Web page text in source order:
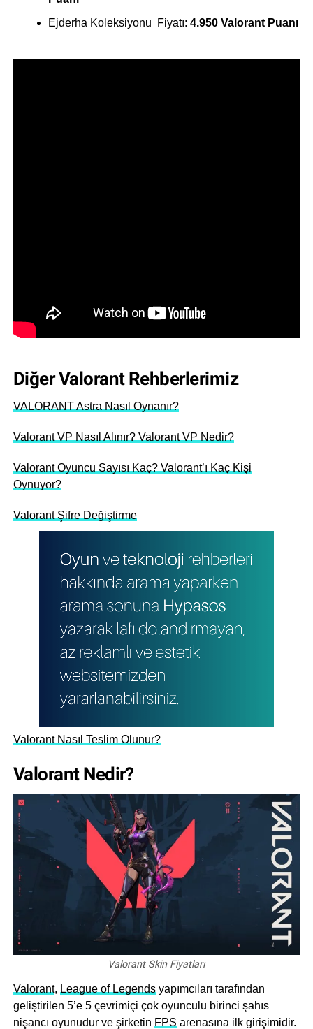
Ejderha Koleksiyonu Fiyatı: 4.950 Valorant Puanı
Diğer Valorant Rehberlerimiz
VALORANT Astra Nasıl Oynanır?
Valorant VP Nasıl Alınır? Valorant VP Nedir?
Valorant Oyuncu Sayısı Kaç? Valorant’ı Kaç Kişi
Oynuyor?
Valorant Şifre Değiştirme
Valorant Nasıl Teslim Olunur?
Valorant Nedir?
Valorant Skin Fiyatları
Valorant, League of Legendsyapımcıları tarafından
geliştirilen 5’e 5 çevrimiçi çok oyunculu birinci şahıs
nişancı oyunudur ve şirketin FPS arenasına ilk girişimidir.